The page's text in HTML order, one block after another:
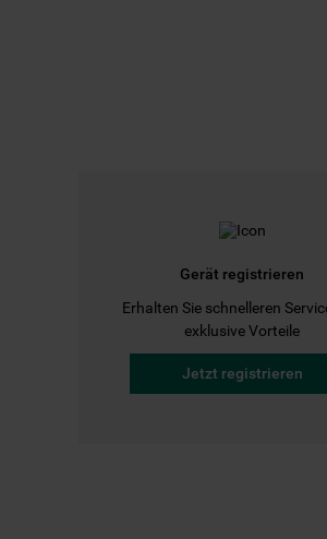
Gerät registrieren
Erhalten Sie schnelleren
exklusive Vorteile
Jetzt registrieren